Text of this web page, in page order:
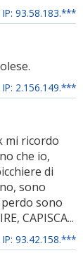
IP: 93.58.183.***
IP: 2.156.149.***
mi ricordo
che io,
di
sono
sono
CAPISCA...
IP: 93.42.158.***